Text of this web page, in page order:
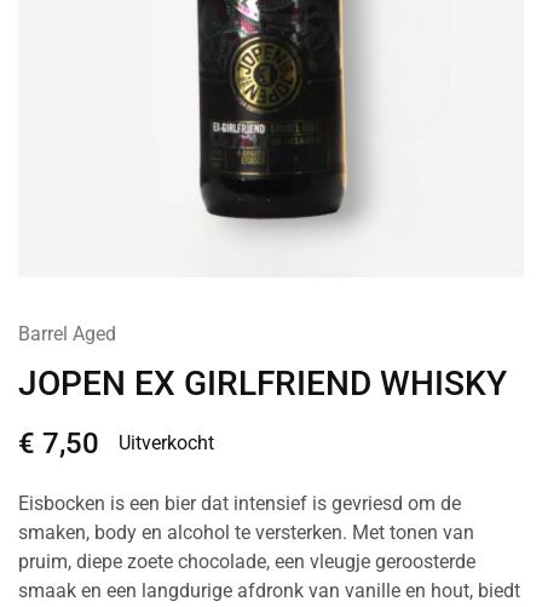
Barrel Aged
JOPEN EX GIRLFRIEND WHISKY
€ 7,50 Uitverkocht
Eisbocken is een bier dat intensief is gevriesd om de
smaken, body en alcohol te versterken. Met tonen van
pruim, diepe zoete chocolade, een vleugje geroosterde
smaak en een langdurige afdronk van vanille en hout, biedt